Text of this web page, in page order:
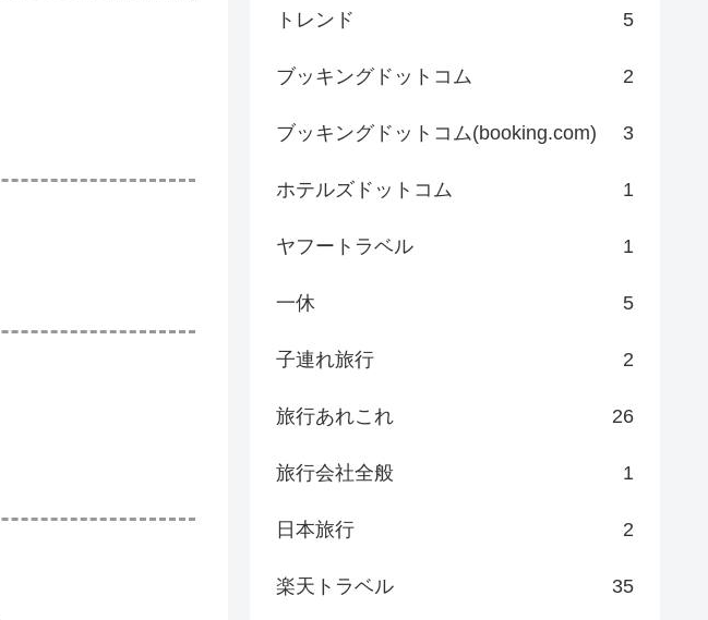
トレンド 5
ブッキングドットコム 2
ブッキングドットコム(booking.com) 3
ホテルズドットコム 1
ヤフートラベル 1
一休 5
子連れ旅行 2
旅行あれこれ 26
旅行会社全般 1
日本旅行 2
楽天トラベル 35